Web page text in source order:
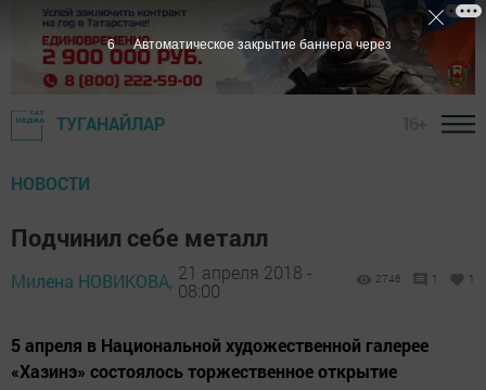
ТУГАНАЙЛАР
НОВОСТИ
Подчинил себе металл
Милена НОВИКОВА, 21 апреля 2018 -
08:00
2746 1 1
5 апреля в Национальной художественной га­лерее
«Хазинэ» состоялось торжественное от­крытие
5 Автоматическое закрытие баннера через